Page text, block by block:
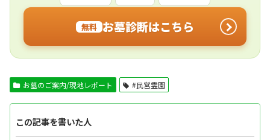
無料 お墓診断はこちら
お墓のご案内/現地レポート #民営霊園
この記事を書いた人